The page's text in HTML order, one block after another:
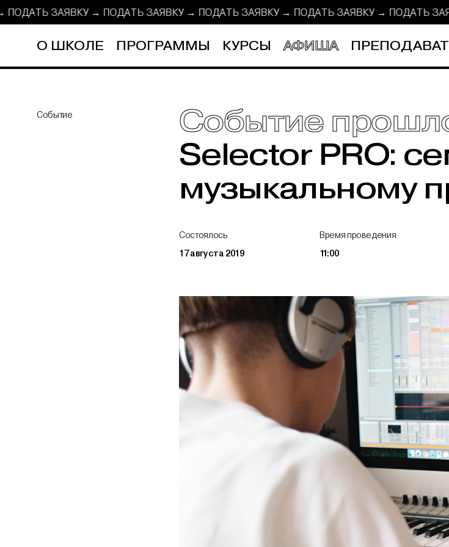
→ ПОДАТЬ ЗАЯВКУ →ПОДАТЬ ЗАЯВКУ → ПОДАТЬ ЗАЯВКУ → ПОДАТЬ ЗАЯВКУ → ПОДАТЬ
О ШКОЛЕ ПРОГРАММЫ КУРСЫ АФИША
Событие
Событие
Selector PRO:
музыкальному
Состоялось
17 августа 2019
Время проведения
11:00